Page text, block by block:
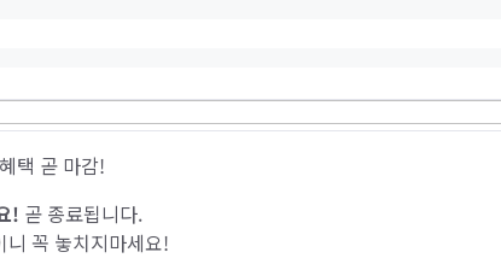
택 곧 마감!
! 곧 종료됩니다.
니 꼭 놓치지마세요!